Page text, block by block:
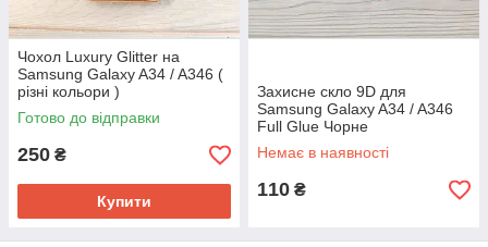
Чохол Luxury Glitter на
Samsung Galaxy A34 / A346 (
різні кольори )
Готово до відправки
250 ₴
Купити
Захисне скло 9D для
Samsung Galaxy A34 / A346
Full Glue Чорне
Немає в наявності
110 ₴